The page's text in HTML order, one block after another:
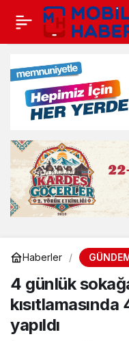
Haberler
4 günlük
yapıldı